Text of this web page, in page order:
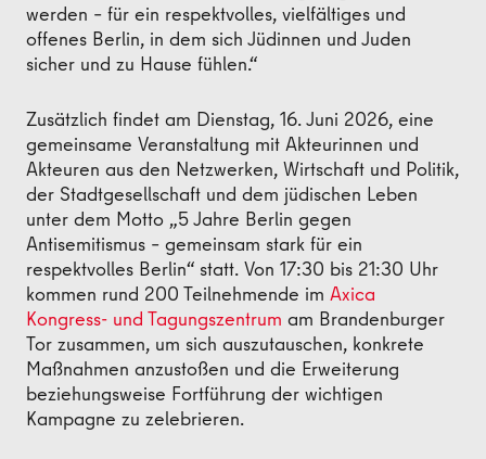
werden – für ein respektvolles, vielfältiges und
offenes Berlin, in dem sich Jüdinnen und Juden
sicher und zu Hause fühlen.“
Zusätzlich findet am Dienstag, 16. Juni 2026, eine
gemeinsame Veranstaltung mit Akteurinnen und
Akteuren aus den Netzwerken, Wirtschaft und Politik,
der Stadtgesellschaft und dem jüdischen Leben
unter dem Motto „5 Jahre Berlin gegen
Antisemitismus – gemeinsam stark für ein
respektvolles Berlin“ statt. Von 17:30 bis 21:30 Uhr
kommen rund 200 Teilnehmende im Axica
Kongress- und Tagungszentrum am Brandenburger
Tor zusammen, um sich auszutauschen, konkrete
Maßnahmen anzustoßen und die Erweiterung
beziehungsweise Fortführung der wichtigen
Kampagne zu zelebrieren.